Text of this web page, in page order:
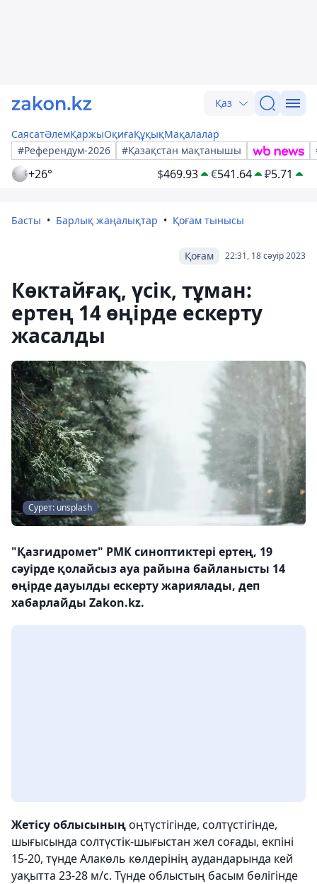
Қаз
СаясатӘлемҚаржыОқиғаҚұқықМақалалар
#Референдум-2026
#Қазақстан мақтанышы
+26° $469.93 €541.64 ₽5.71
Басты Барлық жаңалықтар Қоғам тынысы
22:31, 18 сәуір 2023
Қоғам
Көктайғақ, үсік, тұман:
ертең 14 өңірде ескерту
жасалды
Сурет: unsplash
"Қазгидромет" РМК синоптиктері ертең, 19
сәуірде қолайсыз ауа райына байланысты 14
өңірде дауылды ескерту жариялады, деп
хабарлайды Zakon.kz.
Жетісу облысыныңоңтүстігінде, солтүстігінде,
шығысында солтүстік-шығыстан жел соғады, екпіні
15-20, түнде Алакөль көлдерінің аудандарында кей
уақытта 23-28 м/с. Түнде облыстың басым бөлігінде